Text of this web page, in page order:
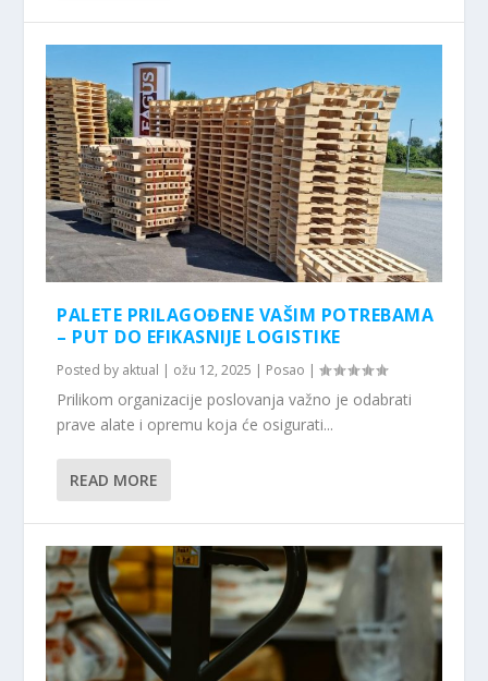
PALETE PRILAGOĐENE VAŠIM POTREBAMA
– PUT DO EFIKASNIJE LOGISTIKE
Posted by aktual | ožu 12, 2025 | Posao |
Prilikom organizacije poslovanja važno je odabrati
prave alate i opremu koja će osigurati...
READ MORE